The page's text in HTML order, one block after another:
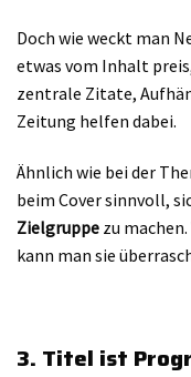
Doch wie weckt man
etwas vom Inhalt
zentrale Zitate,
Zeitung helfen dabei.
Ähnlich wie bei der
beim Cover sinnvoll,
Zielgruppe zu
kann man sie
3. Titel ist